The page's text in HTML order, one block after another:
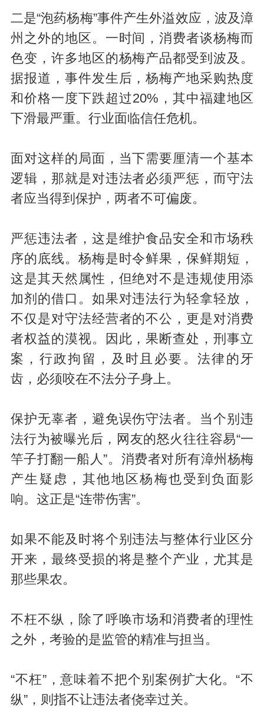
二是“泡药杨梅”事件产生外溢效应，波及漳
州之外的地区。一时间，消费者谈杨梅而
色变，许多地区的杨梅产品都受到波及。
据报道，事件发生后，杨梅产地采购热度
和价格一度下跌超过20%，其中福建地区
下滑最严重。行业面临信任危机。
面对这样的局面，当下需要厘清一个基本
逻辑，那就是对违法者必须严惩，而守法
者应当得到保护，两者不可偏废。
严惩违法者，这是维护食品安全和市场秩
序的底线。杨梅是时令鲜果，保鲜期短，
这是其天然属性，但绝对不是违规使用添
加剂的借口。如果对违法行为轻拿轻放，
不仅是对守法经营者的不公，更是对消费
者权益的漠视。因此，果断查处，刑事立
案，行政拘留，及时且必要。法律的牙
齿，必须咬在不法分子身上。
保护无辜者，避免误伤守法者。当个别违
法行为被曝光后，网友的怒火往往容易“一
竿子打翻一船人”。消费者对所有漳州杨梅
产生疑虑，其他地区杨梅也受到负面影
响。这正是“连带伤害”。
如果不能及时将个别违法与整体行业区分
开来，最终受损的将是整个产业，尤其是
那些果农。
不枉不纵，除了呼唤市场和消费者的理性
之外，考验的是监管的精准与担当。
“不枉”，意味着不把个别案例扩大化。“不
纵”，则指不让违法者侥幸过关。